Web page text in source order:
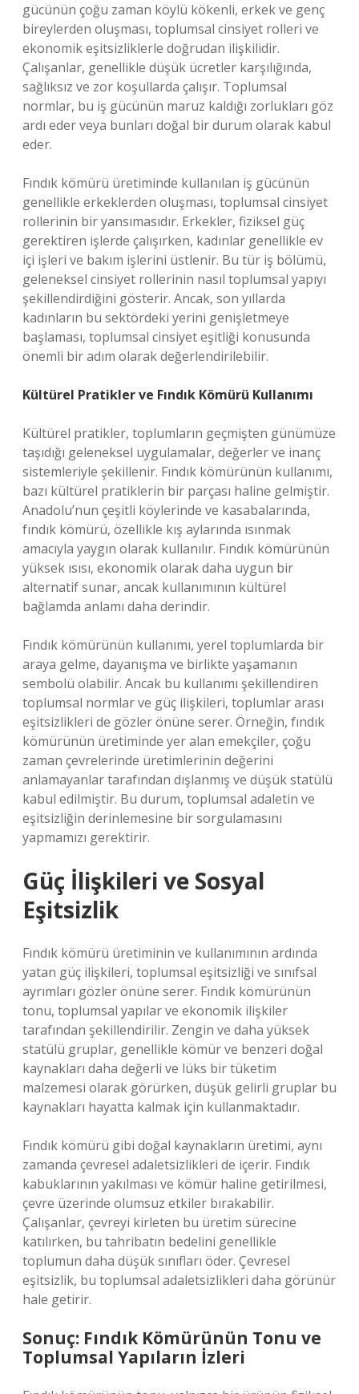
gücünün çoğu zaman köylü kökenli, erkek ve genç
bireylerden oluşması, toplumsal cinsiyet rolleri ve
ekonomik eşitsizliklerle doğrudan ilişkilidir.
Çalışanlar, genellikle düşük ücretler karşılığında,
sağlıksız ve zor koşullarda çalışır. Toplumsal
normlar, bu iş gücünün maruz kaldığı zorlukları göz
ardı eder veya bunları doğal bir durum olarak kabul
eder.
Fındık kömürü üretiminde kullanılan iş gücünün
genellikle erkeklerden oluşması, toplumsal cinsiyet
rollerinin bir yansımasıdır. Erkekler, fiziksel güç
gerektiren işlerde çalışırken, kadınlar genellikle ev
içi işleri ve bakım işlerini üstlenir. Bu tür iş bölümü,
geleneksel cinsiyet rollerinin nasıl toplumsal yapıyı
şekillendirdiğini gösterir. Ancak, son yıllarda
kadınların bu sektördeki yerini genişletmeye
başlaması, toplumsal cinsiyet eşitliği konusunda
önemli bir adım olarak değerlendirilebilir.
Kültürel Pratikler ve Fındık Kömürü Kullanımı
Kültürel pratikler, toplumların geçmişten günümüze
taşıdığı geleneksel uygulamalar, değerler ve inanç
sistemleriyle şekillenir. Fındık kömürünün kullanımı,
bazı kültürel pratiklerin bir parçası haline gelmiştir.
Anadolu’nun çeşitli köylerinde ve kasabalarında,
fındık kömürü, özellikle kış aylarında ısınmak
amacıyla yaygın olarak kullanılır. Fındık kömürünün
yüksek ısısı, ekonomik olarak daha uygun bir
alternatif sunar, ancak kullanımının kültürel
bağlamda anlamı daha derindir.
Fındık kömürünün kullanımı, yerel toplumlarda bir
araya gelme, dayanışma ve birlikte yaşamanın
sembolü olabilir. Ancak bu kullanımı şekillendiren
toplumsal normlar ve güç ilişkileri, toplumlar arası
eşitsizlikleri de gözler önüne serer. Örneğin, fındık
kömürünün üretiminde yer alan emekçiler, çoğu
zaman çevrelerinde üretimlerinin değerini
anlamayanlar tarafından dışlanmış ve düşük statülü
kabul edilmiştir. Bu durum, toplumsal adaletin ve
eşitsizliğin derinlemesine bir sorgulamasını
yapmamızı gerektirir.
Güç İlişkileri ve Sosyal
Eşitsizlik
Fındık kömürü üretiminin ve kullanımının ardında
yatan güç ilişkileri, toplumsal eşitsizliği ve sınıfsal
ayrımları gözler önüne serer. Fındık kömürünün
tonu, toplumsal yapılar ve ekonomik ilişkiler
tarafından şekillendirilir. Zengin ve daha yüksek
statülü gruplar, genellikle kömür ve benzeri doğal
kaynakları daha değerli ve lüks bir tüketim
malzemesi olarak görürken, düşük gelirli gruplar bu
kaynakları hayatta kalmak için kullanmaktadır.
Fındık kömürü gibi doğal kaynakların üretimi, aynı
zamanda çevresel adaletsizlikleri de içerir. Fındık
kabuklarının yakılması ve kömür haline getirilmesi,
çevre üzerinde olumsuz etkiler bırakabilir.
Çalışanlar, çevreyi kirleten bu üretim sürecine
katılırken, bu tahribatın bedelini genellikle
toplumun daha düşük sınıfları öder. Çevresel
eşitsizlik, bu toplumsal adaletsizlikleri daha görünür
hale getirir.
Sonuç: Fındık Kömürünün Tonu ve
Toplumsal Yapıların İzleri